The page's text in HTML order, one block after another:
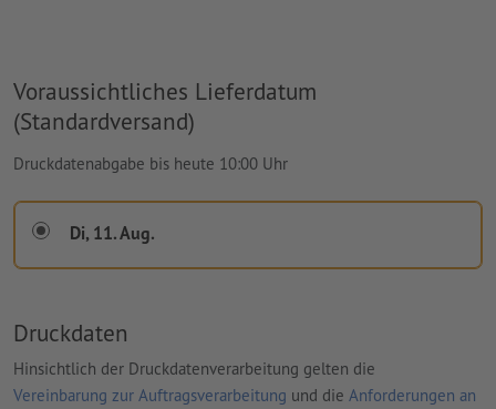
Voraussichtliches Lieferdatum
(Standardversand)
Druckdatenabgabe bis heute 10:00 Uhr
Di, 11. Aug.
Druckdaten
Hinsichtlich der Druckdatenverarbeitung gelten die
Vereinbarung zur Auftragsverarbeitung und die Anforderungen an